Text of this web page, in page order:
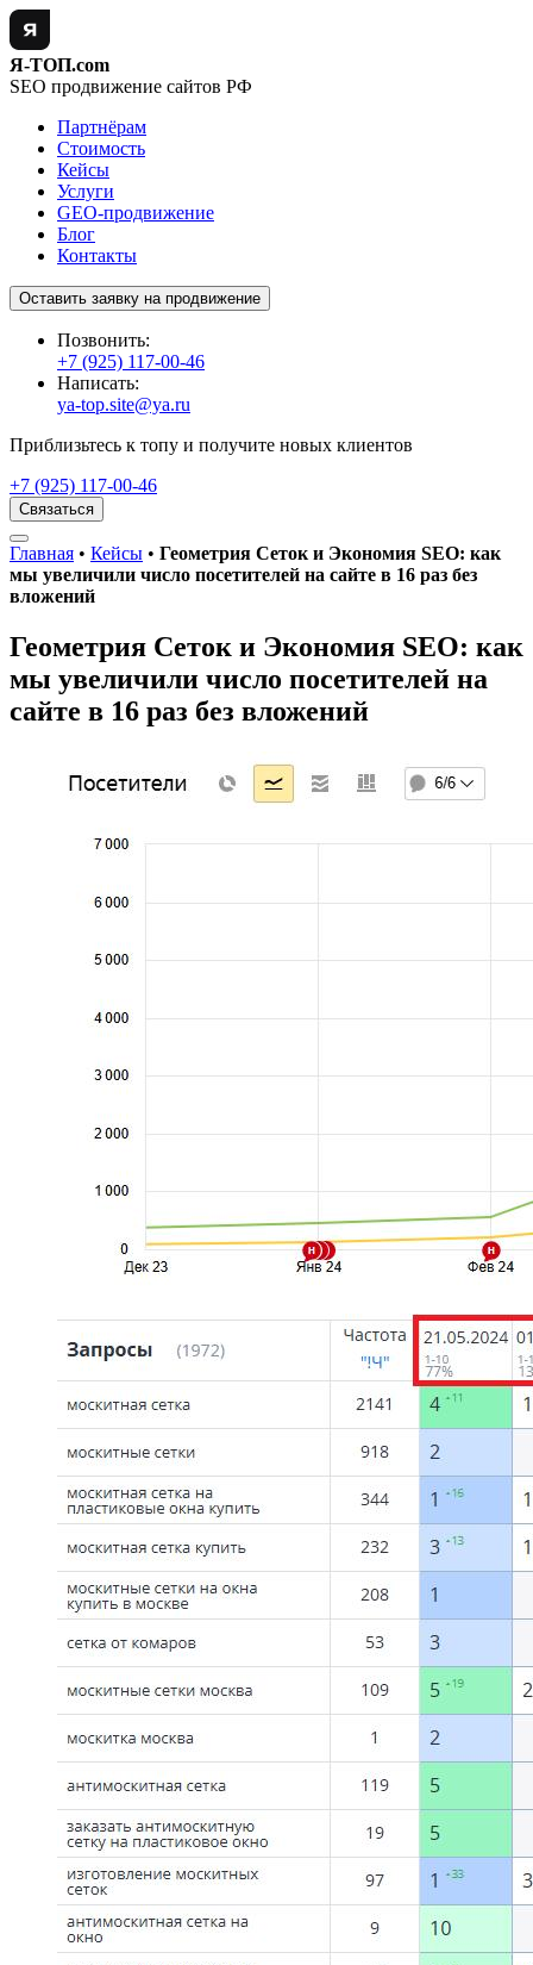
Я-ТОП.com
SEO продвижение сайтов РФ
Партнёрам
Стоимость
Кейсы
Услуги
GEO-продвижение
Блог
Контакты
Оставить заявку на продвижение
Позвонить:
+7 (925) 117-00-46
Написать:
ya-top.site@ya.ru
Приблизьтесь к топу и получите новых клиентов
+7 (925) 117-00-46
Связаться
Главная • Кейсы • Геометрия Сеток и Экономия SEO: как
мы увеличили число посетителей на сайте в 16 раз без
вложений
Геометрия Сеток и Экономия SEO: как
мы увеличили число посетителей на
сайте в 16 раз без вложений